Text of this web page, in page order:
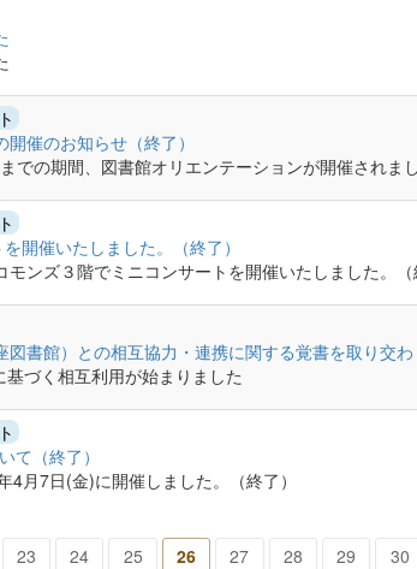
催のお知らせ（終了）
での期間、図書館オリエンテーションが開催されま
開催いたしました。（終了）
ンズ３階でミニコンサートを開催いたしました。（
書館）との相互協力・連携に関する覚書を取り交わ
づく相互利用が始まりました
て（終了）
月7日(金)に開催しました。（終了）
23 24 25 26 27 28 29 30